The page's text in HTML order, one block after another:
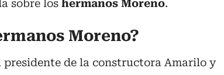
sobre los hermanos Moreno.
Moreno?
presidente de la constructora Amarilo y